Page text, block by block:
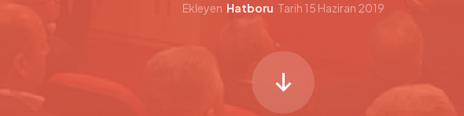
Ekleyen Hatboru Tarih 15 Haziran 2019